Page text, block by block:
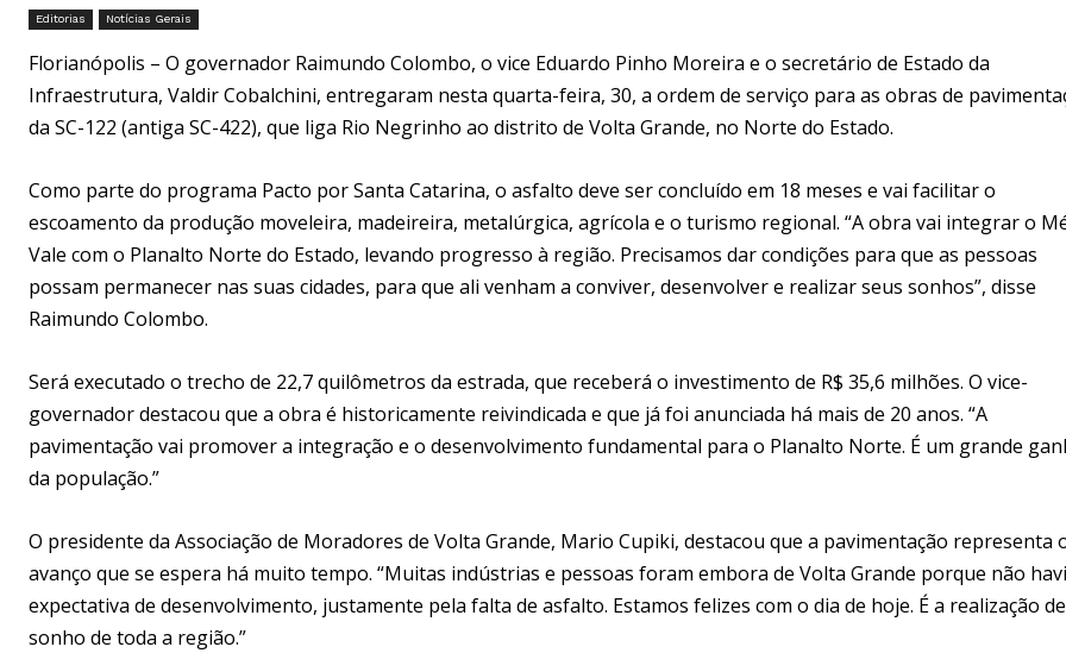
Editorias Notícias Gerais
Florianópolis – O governador Raimundo Colombo, o vice Eduardo Pinho Moreira e o secretário de Estado da
Infraestrutura, Valdir Cobalchini, entregaram nesta quarta-feira, 30, a ordem de serviço para as obras de
da SC-122 (antiga SC-422), que liga Rio Negrinho ao distrito de Volta Grande, no Norte do Estado.
Como parte do programa Pacto por Santa Catarina, o asfalto deve ser concluído em 18 meses e vai facilitar o
escoamento da produção moveleira, madeireira, metalúrgica, agrícola e o turismo regional. “A obra vai integrar o
Vale com o Planalto Norte do Estado, levando progresso à região. Precisamos dar condições para que as pessoas
possam permanecer nas suas cidades, para que ali venham a conviver, desenvolver e realizar seus sonhos”, disse
Raimundo Colombo.
Será executado o trecho de 22,7 quilômetros da estrada, que receberá o investimento de R$ 35,6 milhões. O vice-
governador destacou que a obra é historicamente reivindicada e que já foi anunciada há mais de 20 anos. “A
pavimentação vai promover a integração e o desenvolvimento fundamental para o Planalto Norte. É um grande
da população.”
O presidente da Associação de Moradores de Volta Grande, Mario Cupiki, destacou que a pavimentação representa
avanço que se espera há muito tempo. “Muitas indústrias e pessoas foram embora de Volta Grande porque não
expectativa de desenvolvimento, justamente pela falta de asfalto. Estamos felizes com o dia de hoje. É a realização
sonho de toda a região.”